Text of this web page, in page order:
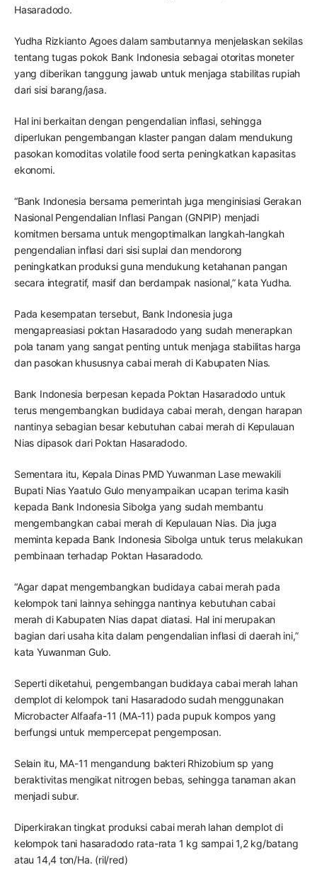
Hasaradodo.
Yudha Rizkianto Agoes dalam sambutannya menjelaskan sekilas
tentang tugas pokok Bank Indonesia sebagai otoritas moneter
yang diberikan tanggung jawab untuk menjaga stabilitas rupiah
dari sisi barang/jasa.
Hal ini berkaitan dengan pengendalian inflasi, sehingga
diperlukan pengembangan klaster pangan dalam mendukung
pasokan komoditas volatile food serta peningkatkan kapasitas
ekonomi.
“Bank Indonesia bersama pemerintah juga menginisiasi Gerakan
Nasional Pengendalian Inflasi Pangan (GNPIP) menjadi
komitmen bersama untuk mengoptimalkan langkah-langkah
pengendalian inflasi dari sisi suplai dan mendorong
peningkatkan produksi guna mendukung ketahanan pangan
secara integratif, masif dan berdampak nasional,” kata Yudha.
Pada kesempatan tersebut, Bank Indonesia juga
mengapreasiasi poktan Hasaradodo yang sudah menerapkan
pola tanam yang sangat penting untuk menjaga stabilitas harga
dan pasokan khususnya cabai merah di Kabupaten Nias.
Bank Indonesia berpesan kepada Poktan Hasaradodo untuk
terus mengembangkan budidaya cabai merah, dengan harapan
nantinya sebagian besar kebutuhan cabai merah di Kepulauan
Nias dipasok dari Poktan Hasaradodo.
Sementara itu, Kepala Dinas PMD Yuwanman Lase mewakili
Bupati Nias Yaatulo Gulo menyampaikan ucapan terima kasih
kepada Bank Indonesia Sibolga yang sudah membantu
mengembangkan cabai merah di Kepulauan Nias. Dia juga
meminta kepada Bank Indonesia Sibolga untuk terus melakukan
pembinaan terhadap Poktan Hasaradodo.
“Agar dapat mengembangkan budidaya cabai merah pada
kelompok tani lainnya sehingga nantinya kebutuhan cabai
merah di Kabupaten Nias dapat diatasi. Hal ini merupakan
bagian dari usaha kita dalam pengendalian inflasi di daerah ini,”
kata Yuwanman Gulo.
Seperti diketahui, pengembangan budidaya cabai merah lahan
demplot di kelompok tani Hasaradodo sudah menggunakan
Microbacter Alfaafa-11 (MA-11) pada pupuk kompos yang
berfungsi untuk mempercepat pengemposan.
Selain itu, MA-11 mengandung bakteri Rhizobium sp yang
beraktivitas mengikat nitrogen bebas, sehingga tanaman akan
menjadi subur.
Diperkirakan tingkat produksi cabai merah lahan demplot di
kelompok tani hasaradodo rata-rata 1 kg sampai 1,2 kg/batang
atau 14,4 ton/Ha. (ril/red)